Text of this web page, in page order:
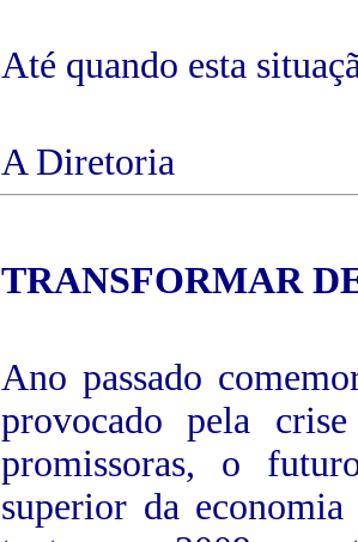
Até quando esta
A Diretoria
TRANSFORMAR
Ano passado
provocado pela
promissoras, o
superior da